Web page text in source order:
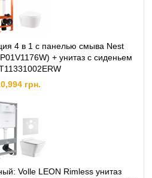
4 в 1 с панелью смыва Nest
+ унитаз с сиденьем
грн.
Volle LEON Rimless унитаз